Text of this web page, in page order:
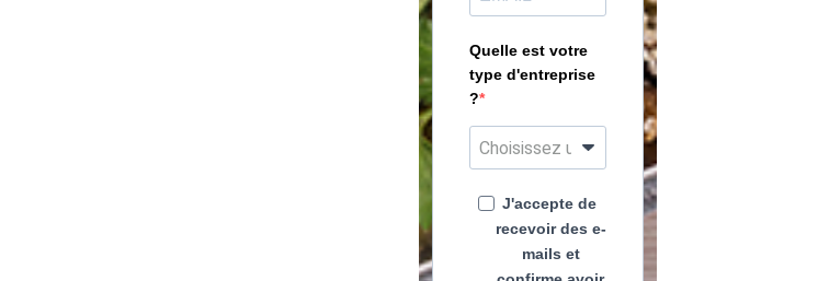
Quelle est votre
type d'entreprise
?
J'accepte de
recevoir des e-
mails et